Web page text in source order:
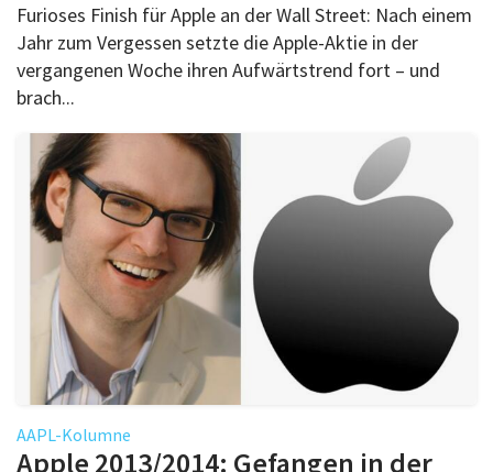
Furioses Finish für Apple an der Wall Street: Nach einem
Jahr zum Vergessen setzte die Apple-Aktie in der
vergangenen Woche ihren Aufwärtstrend fort – und
brach...
AAPL-Kolumne
Apple 2013/2014: Gefangen in der